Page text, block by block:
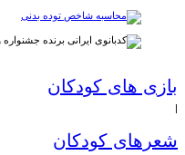
بازی های کودکان
|
شعرهای کودکان